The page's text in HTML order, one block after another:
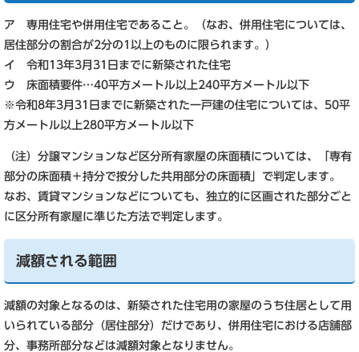
ア 専用住宅や併用住宅であること。（なお、併用住宅については、
居住部分の割合が2分の1以上のものに限られます。）
イ 令和13年3月31日までに新築された住宅
ウ 床面積要件…40平方メートル以上240平方メートル以下
※令和8年3月31日までに新築された一戸建の住宅については、50平
方メートル以上280平方メートル以下
（注）分譲マンションなど区分所有家屋の床面積については、「専有
部分の床面積＋持分で按分した共用部分の床面積」で判定します。
なお、賃貸マンションなどについても、独立的に区画された部分ごと
に区分所有家屋に準じた方法で判定します。
減額される範囲
減額の対象となるのは、新築された住宅用の家屋のうち住居として用
いられている部分（居住部分）だけであり、併用住宅における店舗部
分、事務所部分などは減額対象となりません。